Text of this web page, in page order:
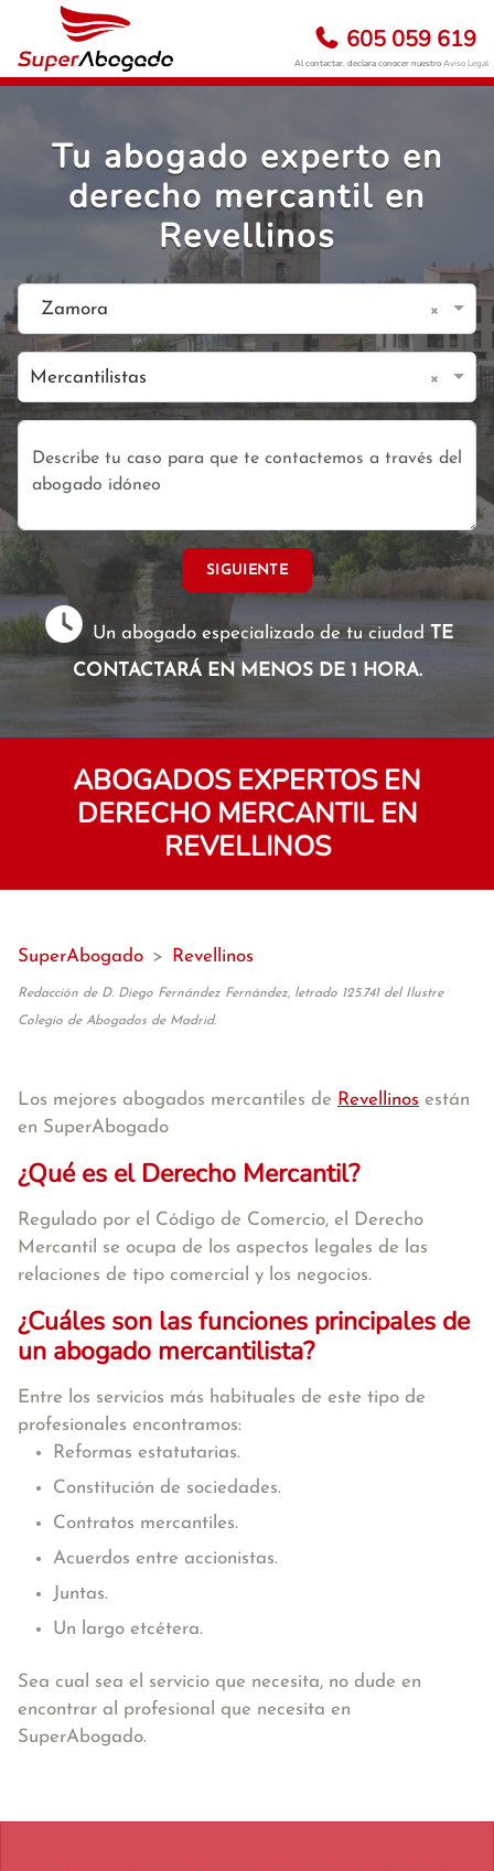
605 059 619
Al contactar, declara conocer nuestroAviso Legal
Tu abogado experto en
derecho mercantil en
Revellinos
Zamora ×
Mercantilistas ×
SIGUIENTE
Un abogado especializado de tu ciudadTE
CONTACTARÁ EN MENOS DE 1 HORA.
ABOGADOS EXPERTOS EN
DERECHO MERCANTIL EN
REVELLINOS
SuperAbogado > Revellinos
Redacción de D. Diego Fernández Fernández, letrado 125.741 del Ilustre
Colegio de Abogados de Madrid.
Los mejores abogados mercantiles de Revellinos están
en SuperAbogado
¿Qué es el Derecho Mercantil?
Regulado por el Código de Comercio, el Derecho
Mercantil se ocupa de los aspectos legales de las
relaciones de tipo comercial y los negocios.
¿Cuáles son las funciones principales de
un abogado mercantilista?
Entre los servicios más habituales de este tipo de
profesionales encontramos:
Reformas estatutarias.
Constitución de sociedades.
Contratos mercantiles.
Acuerdos entre accionistas.
Juntas.
Un largo etcétera.
Sea cual sea el servicio que necesita, no dude en
encontrar al profesional que necesita en
SuperAbogado.